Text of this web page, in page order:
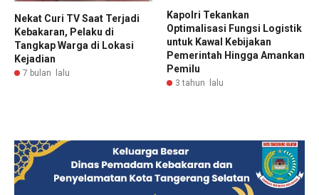
Nekat Curi TV Saat Terjadi
Kebakaran, Pelaku di
Tangkap Warga di Lokasi
Kejadian
7 bulan lalu
Kapolri Tekankan
Optimalisasi Fungsi Logistik
untuk Kawal Kebijakan
Pemerintah Hingga Amankan
Pemilu
3 tahun lalu